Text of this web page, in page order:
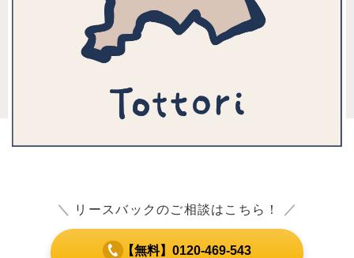
＼ リースバックのご相談はこちら！ ／
【無料】0120-469-543